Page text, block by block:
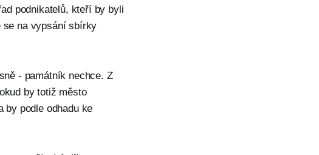
podnikatelů, kteří by byli
se na vypsání sbírky
- památník nechce. Z
by totiž město
by podle odhadu ke